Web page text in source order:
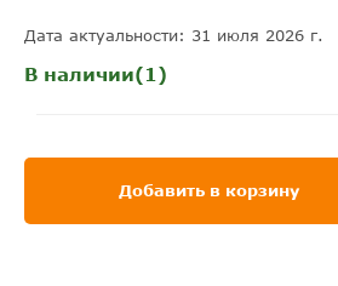
Дата актуальности: 31 июля 2026 г.
В наличии(1)
Добавить в корзину